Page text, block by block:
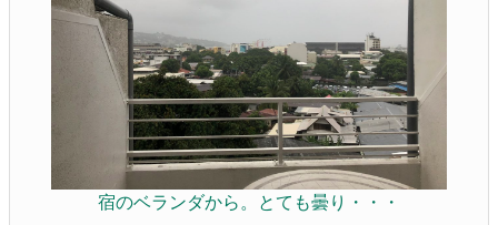
宿のベランダから。とても曇り・・・